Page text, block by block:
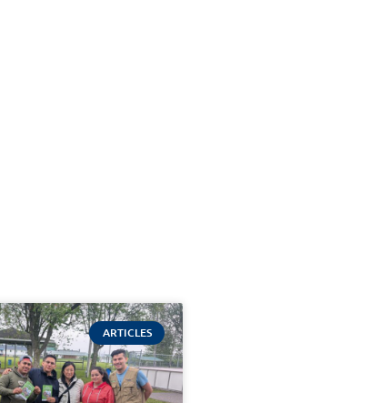
ARTICLES